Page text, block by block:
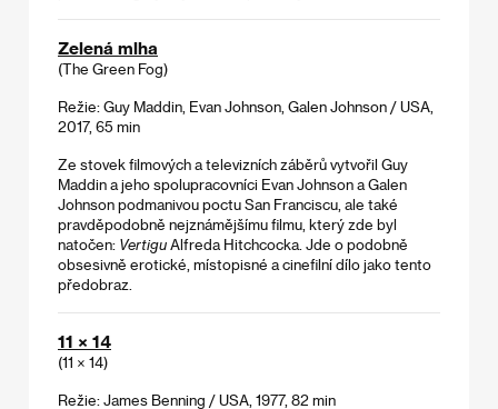
Zelená mlha
(The Green Fog)
Režie: Guy Maddin, Evan Johnson, Galen Johnson / USA,
2017, 65 min
Ze stovek filmových a televizních záběrů vytvořil Guy
Maddin a jeho spolupracovníci Evan Johnson a Galen
Johnson podmanivou poctu San Franciscu, ale také
pravděpodobně nejznámějšímu filmu, který zde byl
natočen: Vertigu Alfreda Hitchcocka. Jde o podobně
obsesivně erotické, místopisné a cinefilní dílo jako tento
předobraz.
11 × 14
(11 × 14)
Režie: James Benning / USA, 1977, 82 min